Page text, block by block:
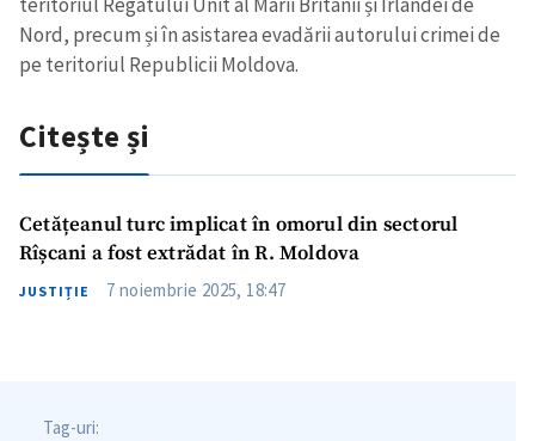
Nord, precum și în asistarea evadării autorului crimei de
pe teritoriul Republicii Moldova.
Citește și
Cetățeanul turc implicat în omorul din sectorul
Rîșcani a fost extrădat în R. Moldova
JUSTIȚIE 7 noiembrie 2025, 18:47
Tag-uri: